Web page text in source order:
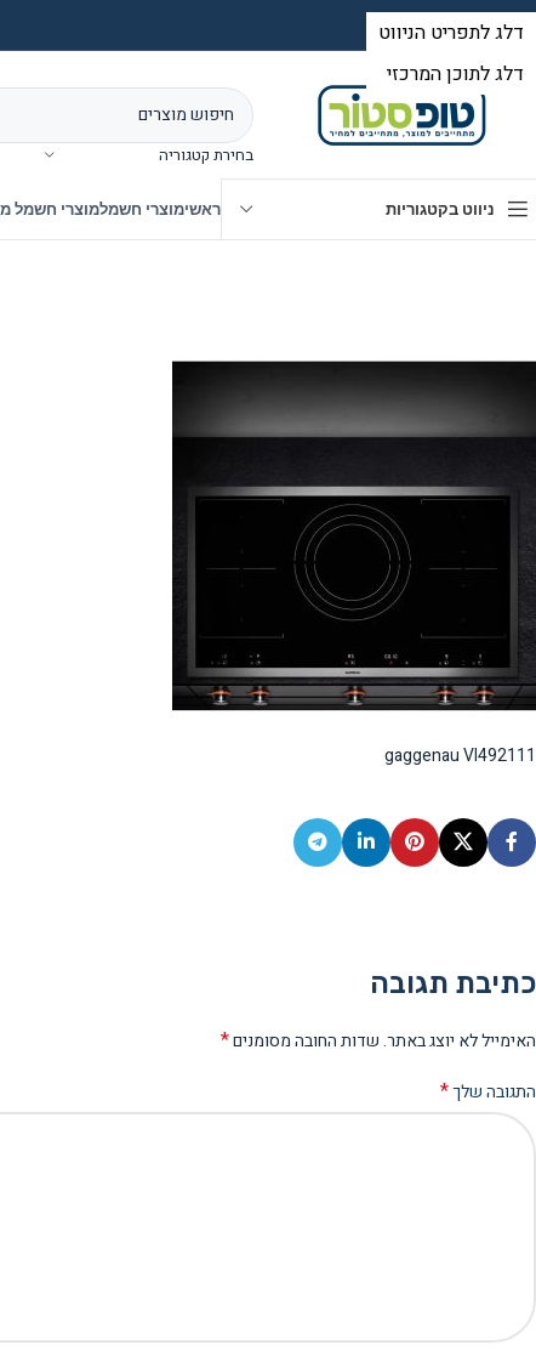
בחירת קטגוריה
ניווט בקטגוריות ראשימוצרי חשמלמוצרי חשמל
gaggenau VI492111
כתיבת תגובה
האימייל לא יוצג באתר.שדות החובה מסומנים*
התגובה שלך*